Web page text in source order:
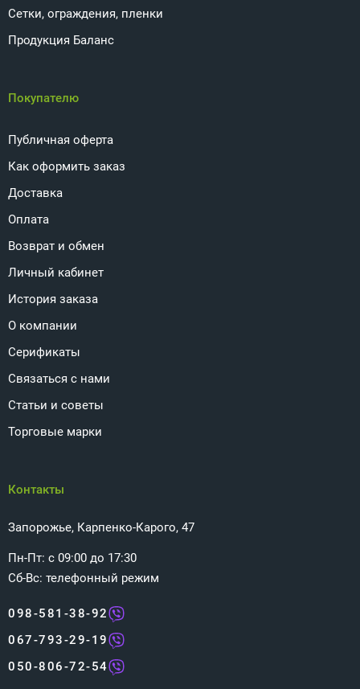
Сетки, ограждения, пленки
Продукция Баланс
Покупателю
Публичная оферта
Как оформить заказ
Доставка
Оплата
Возврат и обмен
Личный кабинет
История заказа
О компании
Серификаты
Связаться с нами
Статьи и советы
Торговые марки
Контакты
Запорожье, Карпенко-Карого, 47
Пн-Пт: с 09:00 до 17:30
Сб-Вс: телефонный режим
098-581-38-92
067-793-29-19
050-806-72-54